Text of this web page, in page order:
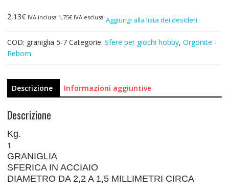
2,13€ IVA inclusa 1,75€IVA esclusa Aggiungi alla lista dei desideri
COD: graniglia 5-7 Categorie: Sfere per giochi hobby, Orgonite -
Reborn
Descrizione Informazioni aggiuntive
Descrizione
Kg.
1
GRANIGLIA
SFERICA IN ACCIAIO
DIAMETRO DA 2,2 A 1,5 MILLIMETRI CIRCA